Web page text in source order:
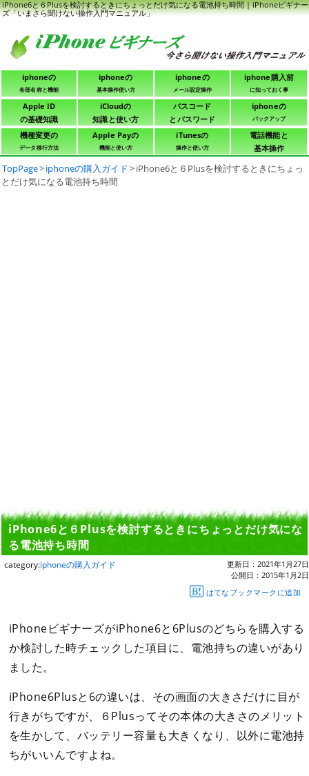
iPhone6と６Plusを検討するときにちょっとだけ気になる電池持ち時間 | iPhoneビギナー
ズ「いまさら聞けない操作入門マニュアル」
iphoneの
各部名称と機能
iphoneの
基本操作使い方
iphoneの
メール設定操作
iphone購入前
に知っておく事
Apple ID
の基礎知識
iCloudの
知識と使い方
パスコード
とパスワード
iphoneの
バックアップ
機種変更の
データ移行方法
Apple Payの
機能と使い方
iTunesの
操作と使い方
電話機能と
基本操作
TopPage>iphoneの購入ガイド>iPhone6と６Plusを検討するときにちょっ
とだけ気になる電池持ち時間
iPhone6と６Plusを検討するときにちょっとだけ気にな
る電池持ち時間
category:iphoneの購入ガイド 更新日： 2021年1月27日
公開日： 2015年1月2日
はてなブックマークに追加
iPhoneビギナーズがiPhone6と6Plusのどちらを購入する
か検討した時チェックした項目に、電池持ちの違いがあり
ました。
iPhone6Plusと6の違いは、その画面の大きさだけに目が
行きがちですが、６Plusってその本体の大きさのメリット
を生かして、バッテリー容量も大きくなり、以外に電池持
ちがいいんですよね。